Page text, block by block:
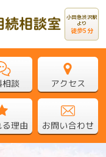
小田急渋沢駅
より
徒歩5分